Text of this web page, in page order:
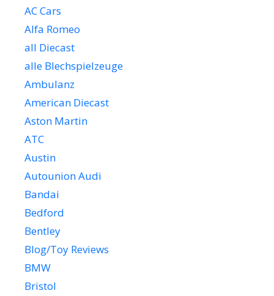
AC Cars
Alfa Romeo
all Diecast
alle Blechspielzeuge
Ambulanz
American Diecast
Aston Martin
ATC
Austin
Autounion Audi
Bandai
Bedford
Bentley
Blog/Toy Reviews
BMW
Bristol